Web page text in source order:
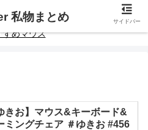
エンサーの私物まとめです。
めマウス
きお】マウス&キーボード&
ミングチェア ＃ゆきお #456
私物まとめ サイドバー